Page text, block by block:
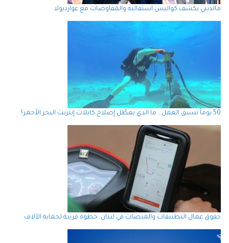
مالديني يكشف كواليس استقالته والمفاوضات مع غوارديولا
50 يوماً تسبق العمل… ما الذي يعطّل إصلاح كابلات إنترنت البحر الأحمر؟
حقوق عمال التطبيقات والمنصات في لبنان: خطوة قريبة لحماية الآلاف